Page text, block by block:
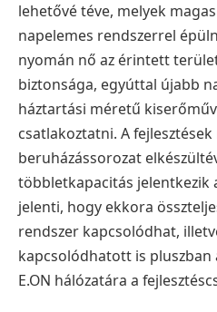
lehetővé téve, melyek
napelemes rendszerrel
nyomán nő az érintett
biztonsága, egyúttal újabb
háztartási méretű
csatlakoztatni. A
beruházássorozat
többletkapacitás jelentkezik
jelenti, hogy ekkora
rendszer kapcsolódhat,
kapcsolódhatott is pluszban
E.ON hálózatára a